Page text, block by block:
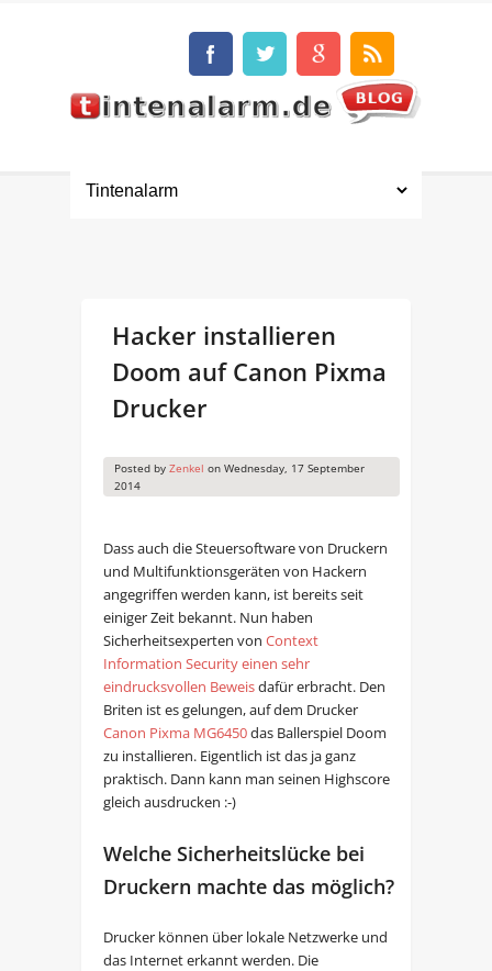
Hacker installieren
Doom auf Canon Pixma
Drucker
Posted by Zenkel on Wednesday, 17 September
2014
Dass auch die Steuersoftware von Druckern
und Multifunktionsgeräten von Hackern
angegriffen werden kann, ist bereits seit
einiger Zeit bekannt. Nun haben
Sicherheitsexperten von Context
Information Security einen sehr
eindrucksvollen Beweisdafür erbracht. Den
Briten ist es gelungen, auf dem Drucker
Canon Pixma MG6450das Ballerspiel Doom
zu installieren. Eigentlich ist das ja ganz
praktisch. Dann kann man seinen Highscore
gleich ausdrucken :-)
Welche Sicherheitslücke bei
Druckern machte das möglich?
Drucker können über lokale Netzwerke und
das Internet erkannt werden. Die